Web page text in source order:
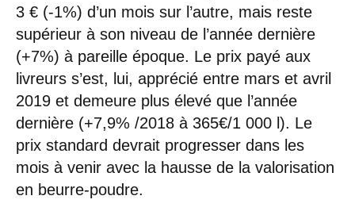
3 € (-1%) d’un mois sur l’autre, mais reste
supérieur à son niveau de l’année dernière
(+7%) à pareille époque. Le prix payé aux
livreurs s’est, lui, apprécié entre mars et avril
2019 et demeure plus élevé que l’année
dernière (+7,9% /2018 à 365€/1 000 l). Le
prix standard devrait progresser dans les
mois à venir avec la hausse de la valorisation
en beurre-poudre.